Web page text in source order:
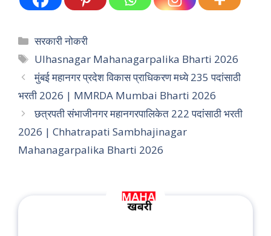
Categories
सरकारी नोकरी
Tags
Ulhasnagar Mahanagarpalika Bharti 2026
मुंबई महानगर प्रदेश विकास प्राधिकरण मध्ये 235 पदांसाठी
भरती 2026 | MMRDA Mumbai Bharti 2026
छत्रपती संभाजीनगर महानगरपालिकेत 222 पदांसाठी भरती
2026 | Chhatrapati Sambhajinagar
Mahanagarpalika Bharti 2026